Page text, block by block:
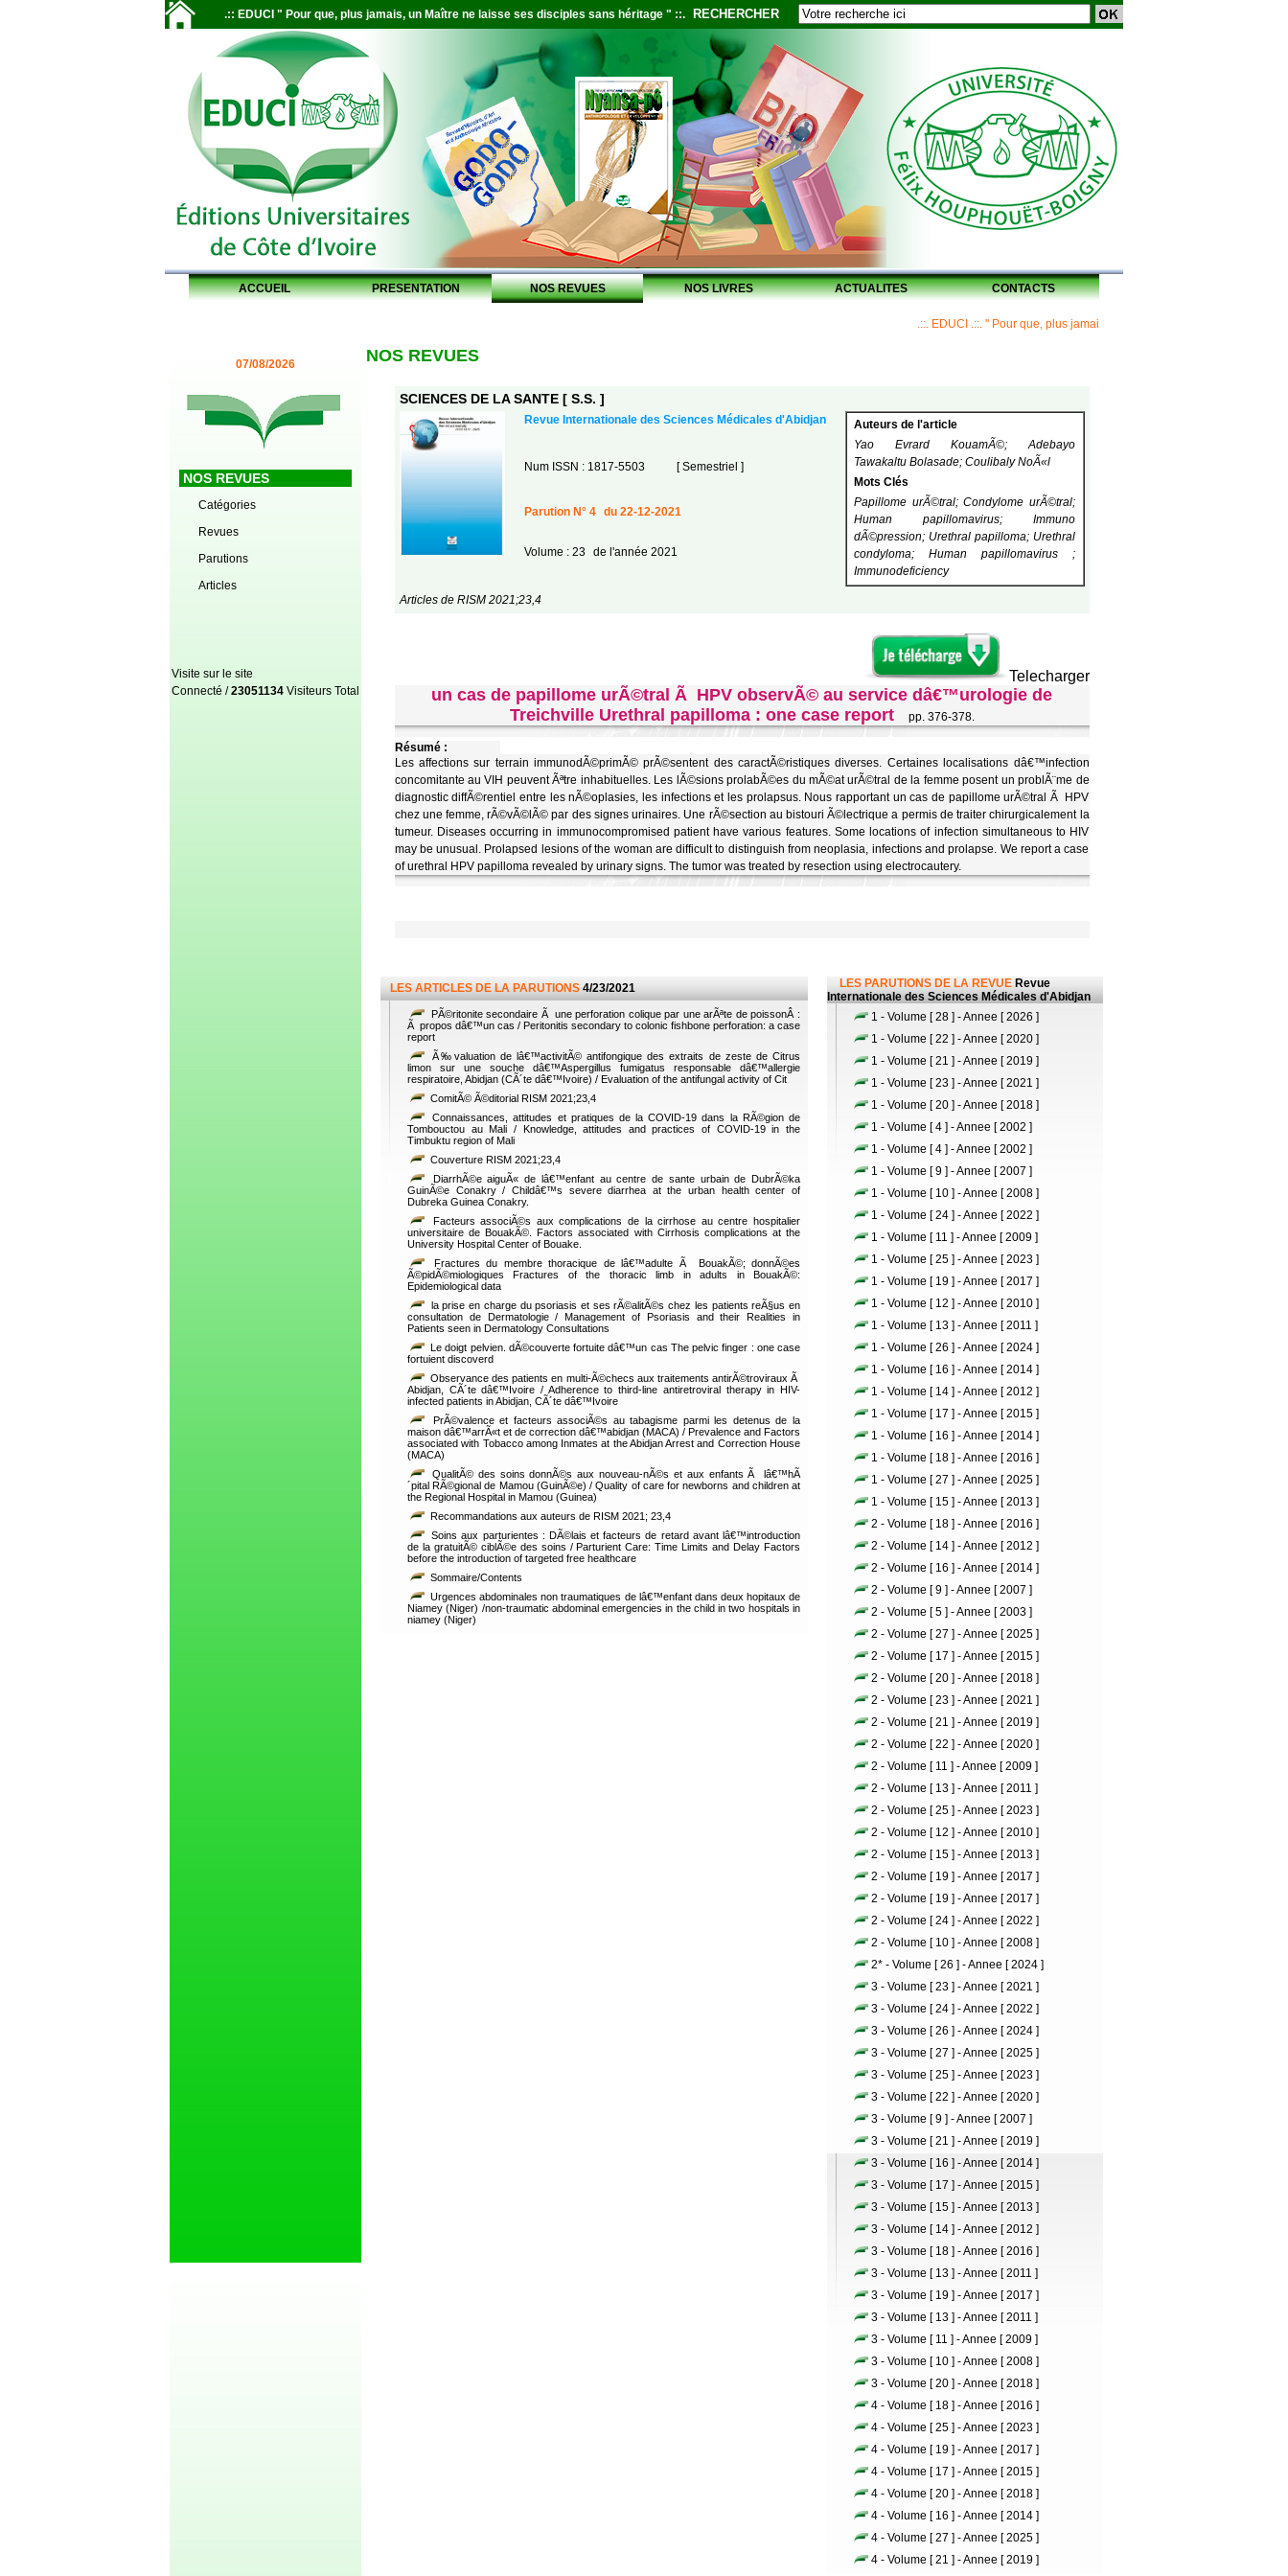
.:: EDUCI " Pour que, plus jamais, un Maître ne laisse ses disciples sans héritage " ::. RECHERCHER
ACCUEIL PRESENTATION NOS REVUES NOS LIVRES ACTUALITES CONTACTS
.::. EDUCI .::. " Pour que, plus jamais, un Maître ne laisse ses disciples
07/08/2026
NOS REVUES
Catégories
Revues
Parutions
Articles
Visite sur le site
Connecté /23051134 Visiteurs Total
NOS REVUES
SCIENCES DE LA SANTE [ S.S. ]
Revue Internationale des Sciences Médicales d'Abidjan
Auteurs de l'article
Yao Evrard KouamÃ©; Adebayo
Tawakaltu Bolasade; Coulibaly NoÃ«l
Mots Clés
Papillome urÃ©tral; Condylome urÃ©tral;
Human papillomavirus; Immuno
dÃ©pression; Urethral papilloma; Urethral
condyloma; Human papillomavirus ;
Immunodeficiency
Num ISSN : 1817-5503 [ Semestriel ]
Parution N° 4 du 22-12-2021
Volume : 23 de l'année 2021
Articles de RISM 2021;23,4
Telecharger
un cas de papillome urÃ©tral Ã HPV observÃ© au service dâ€™urologie de
Treichville Urethral papilloma : one case report
pp. 376-378.
Résumé :
Les affections sur terrain immunodÃ©primÃ© prÃ©sentent des caractÃ©ristiques diverses. Certaines localisations dâ€™infection
concomitante au VIH peuvent Ãªtre inhabituelles. Les lÃ©sions prolabÃ©es du mÃ©at urÃ©tral de la femme posent un problÃ¨me de
diagnostic diffÃ©rentiel entre les nÃ©oplasies, les infections et les prolapsus. Nous rapportant un cas de papillome urÃ©tral Ã HPV
chez une femme, rÃ©vÃ©lÃ© par des signes urinaires. Une rÃ©section au bistouri Ã©lectrique a permis de traiter chirurgicalement la
tumeur. Diseases occurring in immunocompromised patient have various features. Some locations of infection simultaneous to HIV
may be unusual. Prolapsed lesions of the woman are difficult to distinguish from neoplasia, infections and prolapse. We report a case
of urethral HPV papilloma revealed by urinary signs. The tumor was treated by resection using electrocautery.
LES ARTICLES DE LA PARUTIONS 4/23/2021
PÃ©ritonite secondaire Ã une perforation colique par une arÃªte de poissonÂ :
Ã propos dâ€™un cas / Peritonitis secondary to colonic fishbone perforation: a case
report
Ã‰valuation de lâ€™activitÃ© antifongique des extraits de zeste de Citrus
limon sur une souche dâ€™Aspergillus fumigatus responsable dâ€™allergie
respiratoire, Abidjan (CÃ´te dâ€™Ivoire) / Evaluation of the antifungal activity of Cit
ComitÃ© Ã©ditorial RISM 2021;23,4
Connaissances, attitudes et pratiques de la COVID-19 dans la RÃ©gion de
Tombouctou au Mali / Knowledge, attitudes and practices of COVID-19 in the
Timbuktu region of Mali
Couverture RISM 2021;23,4
DiarrhÃ©e aiguÃ« de lâ€™enfant au centre de sante urbain de DubrÃ©ka
GuinÃ©e Conakry / Childâ€™s severe diarrhea at the urban health center of
Dubreka Guinea Conakry.
Facteurs associÃ©s aux complications de la cirrhose au centre hospitalier
universitaire de BouakÃ©. Factors associated with Cirrhosis complications at the
University Hospital Center of Bouake.
Fractures du membre thoracique de lâ€™adulte Ã BouakÃ©; donnÃ©es
Ã©pidÃ©miologiques Fractures of the thoracic limb in adults in BouakÃ©:
Epidemiological data
la prise en charge du psoriasis et ses rÃ©alitÃ©s chez les patients reÃ§us en
consultation de Dermatologie / Management of Psoriasis and their Realities in
Patients seen in Dermatology Consultations
Le doigt pelvien. dÃ©couverte fortuite dâ€™un cas The pelvic finger : one case
fortuient discoverd
Observance des patients en multi-Ã©checs aux traitements antirÃ©troviraux Ã
Abidjan, CÃ´te dâ€™Ivoire / Adherence to third-line antiretroviral therapy in HIV-
infected patients in Abidjan, CÃ´te dâ€™Ivoire
PrÃ©valence et facteurs associÃ©s au tabagisme parmi les detenus de la
maison dâ€™arrÃ«t et de correction dâ€™abidjan (MACA) / Prevalence and Factors
associated with Tobacco among Inmates at the Abidjan Arrest and Correction House
(MACA)
QualitÃ© des soins donnÃ©s aux nouveau-nÃ©s et aux enfants Ã lâ€™hÃ
´pital RÃ©gional de Mamou (GuinÃ©e) / Quality of care for newborns and children at
the Regional Hospital in Mamou (Guinea)
Recommandations aux auteurs de RISM 2021; 23,4
Soins aux parturientes : DÃ©lais et facteurs de retard avant lâ€™introduction
de la gratuitÃ© ciblÃ©e des soins / Parturient Care: Time Limits and Delay Factors
before the introduction of targeted free healthcare
Sommaire/Contents
Urgences abdominales non traumatiques de lâ€™enfant dans deux hopitaux de
Niamey (Niger) /non-traumatic abdominal emergencies in the child in two hospitals in
niamey (Niger)
LES PARUTIONS DE LA REVUE Revue
Internationale des Sciences Médicales d'Abidjan
1 - Volume [ 28 ] - Annee [ 2026 ]
1 - Volume [ 22 ] - Annee [ 2020 ]
1 - Volume [ 21 ] - Annee [ 2019 ]
1 - Volume [ 23 ] - Annee [ 2021 ]
1 - Volume [ 20 ] - Annee [ 2018 ]
1 - Volume [ 4 ] - Annee [ 2002 ]
1 - Volume [ 4 ] - Annee [ 2002 ]
1 - Volume [ 9 ] - Annee [ 2007 ]
1 - Volume [ 10 ] - Annee [ 2008 ]
1 - Volume [ 24 ] - Annee [ 2022 ]
1 - Volume [ 11 ] - Annee [ 2009 ]
1 - Volume [ 25 ] - Annee [ 2023 ]
1 - Volume [ 19 ] - Annee [ 2017 ]
1 - Volume [ 12 ] - Annee [ 2010 ]
1 - Volume [ 13 ] - Annee [ 2011 ]
1 - Volume [ 26 ] - Annee [ 2024 ]
1 - Volume [ 16 ] - Annee [ 2014 ]
1 - Volume [ 14 ] - Annee [ 2012 ]
1 - Volume [ 17 ] - Annee [ 2015 ]
1 - Volume [ 16 ] - Annee [ 2014 ]
1 - Volume [ 18 ] - Annee [ 2016 ]
1 - Volume [ 27 ] - Annee [ 2025 ]
1 - Volume [ 15 ] - Annee [ 2013 ]
2 - Volume [ 18 ] - Annee [ 2016 ]
2 - Volume [ 14 ] - Annee [ 2012 ]
2 - Volume [ 16 ] - Annee [ 2014 ]
2 - Volume [ 9 ] - Annee [ 2007 ]
2 - Volume [ 5 ] - Annee [ 2003 ]
2 - Volume [ 27 ] - Annee [ 2025 ]
2 - Volume [ 17 ] - Annee [ 2015 ]
2 - Volume [ 20 ] - Annee [ 2018 ]
2 - Volume [ 23 ] - Annee [ 2021 ]
2 - Volume [ 21 ] - Annee [ 2019 ]
2 - Volume [ 22 ] - Annee [ 2020 ]
2 - Volume [ 11 ] - Annee [ 2009 ]
2 - Volume [ 13 ] - Annee [ 2011 ]
2 - Volume [ 25 ] - Annee [ 2023 ]
2 - Volume [ 12 ] - Annee [ 2010 ]
2 - Volume [ 15 ] - Annee [ 2013 ]
2 - Volume [ 19 ] - Annee [ 2017 ]
2 - Volume [ 19 ] - Annee [ 2017 ]
2 - Volume [ 24 ] - Annee [ 2022 ]
2 - Volume [ 10 ] - Annee [ 2008 ]
2* - Volume [ 26 ] - Annee [ 2024 ]
3 - Volume [ 23 ] - Annee [ 2021 ]
3 - Volume [ 24 ] - Annee [ 2022 ]
3 - Volume [ 26 ] - Annee [ 2024 ]
3 - Volume [ 27 ] - Annee [ 2025 ]
3 - Volume [ 25 ] - Annee [ 2023 ]
3 - Volume [ 22 ] - Annee [ 2020 ]
3 - Volume [ 9 ] - Annee [ 2007 ]
3 - Volume [ 21 ] - Annee [ 2019 ]
3 - Volume [ 16 ] - Annee [ 2014 ]
3 - Volume [ 17 ] - Annee [ 2015 ]
3 - Volume [ 15 ] - Annee [ 2013 ]
3 - Volume [ 14 ] - Annee [ 2012 ]
3 - Volume [ 18 ] - Annee [ 2016 ]
3 - Volume [ 13 ] - Annee [ 2011 ]
3 - Volume [ 19 ] - Annee [ 2017 ]
3 - Volume [ 13 ] - Annee [ 2011 ]
3 - Volume [ 11 ] - Annee [ 2009 ]
3 - Volume [ 10 ] - Annee [ 2008 ]
3 - Volume [ 20 ] - Annee [ 2018 ]
4 - Volume [ 18 ] - Annee [ 2016 ]
4 - Volume [ 25 ] - Annee [ 2023 ]
4 - Volume [ 19 ] - Annee [ 2017 ]
4 - Volume [ 17 ] - Annee [ 2015 ]
4 - Volume [ 20 ] - Annee [ 2018 ]
4 - Volume [ 16 ] - Annee [ 2014 ]
4 - Volume [ 27 ] - Annee [ 2025 ]
4 - Volume [ 21 ] - Annee [ 2019 ]